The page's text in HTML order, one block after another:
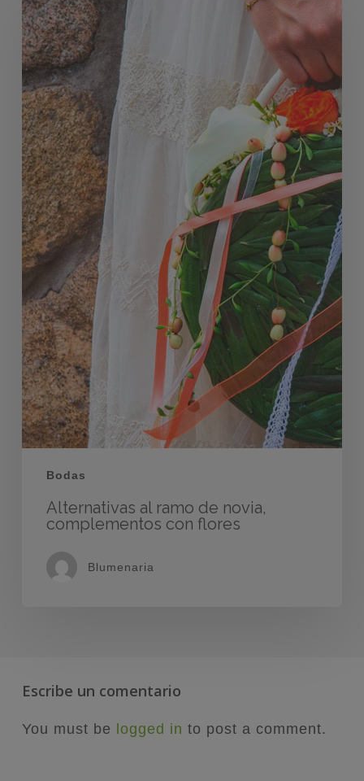
Bodas
Alternativas al ramo de novia,
complementos con flores
Blumenaria
Escribe un comentario
You must be logged in to post a comment.